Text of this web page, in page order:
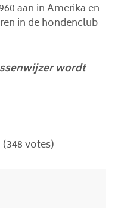
aan in Amerika en
in de hondenclub
wordt
(348votes)